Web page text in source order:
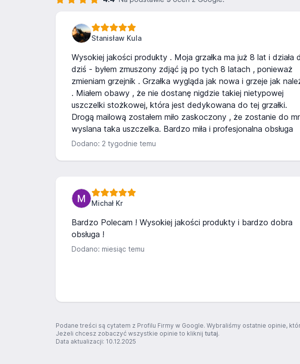
Stanisław Kula
Wysokiej jakości produkty . Moja grzałka ma już 8 lat i działa
dziś - byłem zmuszony zdjąć ją po tych 8 latach , ponieważ
zmieniam grzejnik . Grzałka wygląda jak nowa i grzeje jak
. Miałem obawy , że nie dostanę nigdzie takiej nietypowej
uszczelki stożkowej, która jest dedykowana do tej grzałki.
Drogą mailową zostałem miło zaskoczony , że zostanie do
wyslana taka uszczelka. Bardzo miła i profesjonalna obsługa
Dodano: 2 tygodnie temu
Michał Kr
Bardzo Polecam ! Wysokiej jakości produkty i bardzo dobra
obsługa !
Dodano: miesiąc temu
Podane treści są cytatem z Profilu Firmy w Google. Wybraliśmy ostatnie opinie,
Jeżeli chcesz zobaczyć wszystkie opinie to kliknij tutaj.
Data aktualizacji: 10.12.2025